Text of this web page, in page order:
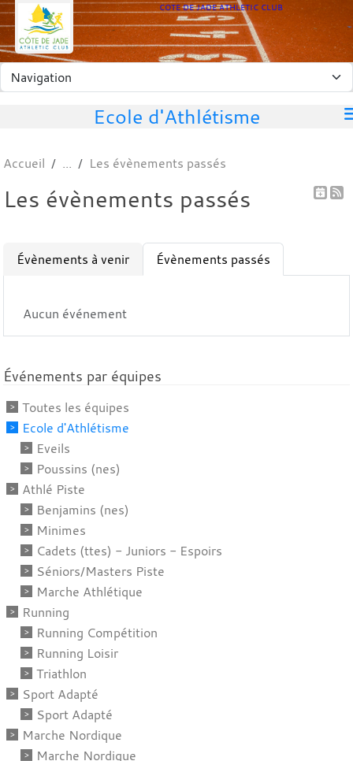
COTE DE JADE ATHLETIC CLUB
Ecole d'Athlétisme
Accueil Les évènements passés
Les évènements passés
Évènements à venir Évènements passés
Aucun événement
Événements par équipes
Toutes les équipes
Ecole d'Athlétisme
Eveils
Poussins (nes)
Athlé Piste
Benjamins (nes)
Minimes
Cadets (ttes) - Juniors - Espoirs
Séniors/Masters Piste
Marche Athlétique
Running
Running Compétition
Running Loisir
Triathlon
Sport Adapté
Sport Adapté
Marche Nordique
Marche Nordique
Panneau de gestion des cookies